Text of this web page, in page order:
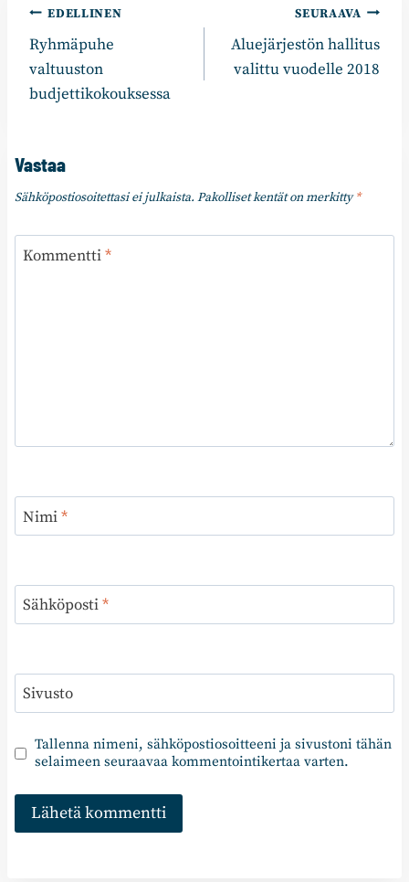
Artikkelien
selaus
EDELLINEN
Ryhmäpuhe
valtuuston
budjettikokouksessa
SEURAAVA
Aluejärjestön hallitus
valittu vuodelle 2018
Vastaa
Sähköpostiosoitettasi ei julkaista. Pakolliset kentät on merkitty*
Kommentti*
Nimi*
Sähköposti*
Sivusto
Tallenna nimeni, sähköpostiosoitteeni ja sivustoni tähän
selaimeen seuraavaa kommentointikertaa varten.